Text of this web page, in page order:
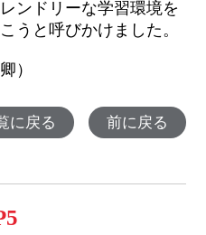
ンドリーな学習環境を
うと呼びかけました。
）
に戻る 前に戻る